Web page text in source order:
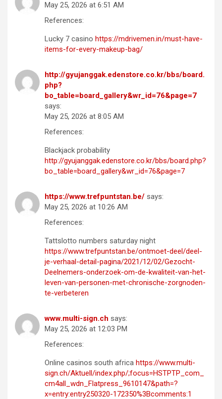
May 25, 2026 at 6:51 AM
References:
Lucky 7 casino https://mdrivemen.in/must-have-
items-for-every-makeup-bag/
http://gyujanggak.edenstore.co.kr/bbs/board.
php?
bo_table=board_gallery&wr_id=76&page=7
says:
May 25, 2026 at 8:05 AM
References:
Blackjack probability
http://gyujanggak.edenstore.co.kr/bbs/board.php?
bo_table=board_gallery&wr_id=76&page=7
https://www.trefpuntstan.be/ says:
May 25, 2026 at 10:26 AM
References:
Tattslotto numbers saturday night
https://www.trefpuntstan.be/ontmoet-deel/deel-
je-verhaal-detail-pagina/2021/12/02/Gezocht-
Deelnemers-onderzoek-om-de-kwaliteit-van-het-
leven-van-personen-met-chronische-zorgnoden-
te-verbeteren
www.multi-sign.ch says:
May 25, 2026 at 12:03 PM
References:
Online casinos south africa https://www.multi-
sign.ch/Aktuell/index.php/;focus=HSTPTP_com_
cm4all_wdn_Flatpress_9610147&path=?
x=entry:entry250320-172350%3Bcomments:1